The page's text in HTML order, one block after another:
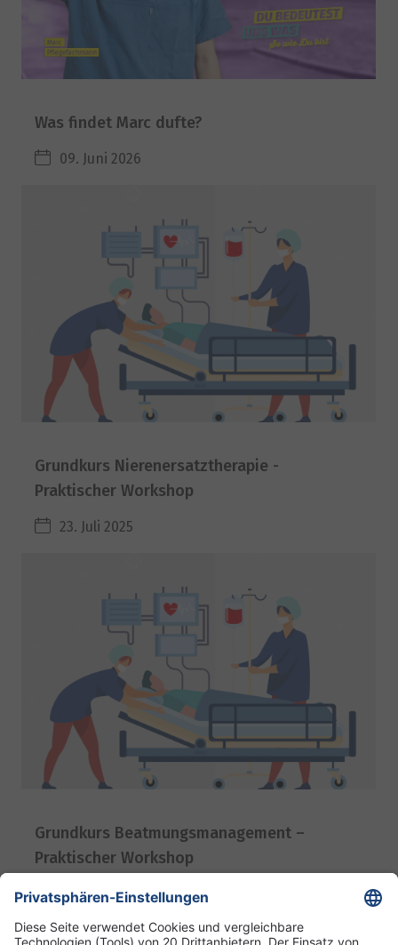
Was findet Marc dufte?
09. Juni 2026
Grundkurs Nierenersatztherapie -
Praktischer Workshop
23. Juli 2025
Grundkurs Beatmungsmanagement –
Praktischer Workshop
23. Juli 2025